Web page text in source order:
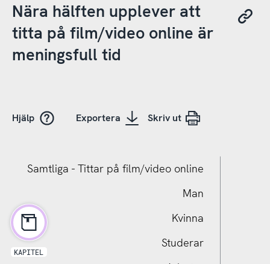
Nära hälften upplever att
titta på film/video online är
meningsfull tid
Hjälp Exportera Skriv ut
Studerar
Kvinna
Man
Samtliga - Tittar på film/video online
KAPITEL